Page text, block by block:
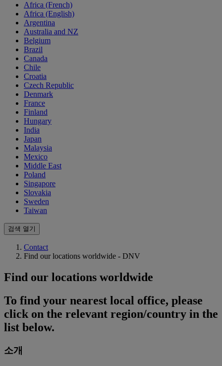
Africa (French)
Africa (English)
Argentina
Australia and NZ
Belgium
Brazil
Canada
Chile
Croatia
Czech Republic
Denmark
France
Finland
Hungary
India
Japan
Malaysia
Mexico
Middle East
Poland
Singapore
Slovakia
Sweden
Taiwan
검색 열기
Contact
Find our locations worldwide - DNV
Find our locations worldwide
To find your nearest local office, please
click on the relevant region/country in the
list below.
소개